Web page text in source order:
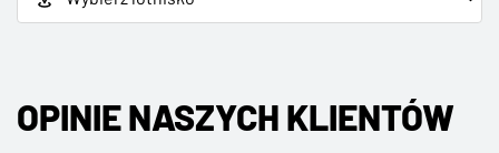
OPINIE NASZYCH KLIENTÓW